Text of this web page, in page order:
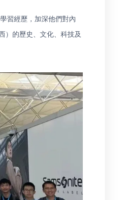
習經歷，加深他們對內
）的歷史、文化、科技及